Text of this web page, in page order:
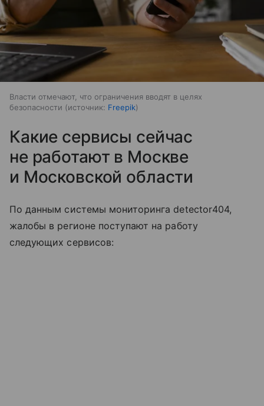
Власти отмечают, что ограничения вводят в целях
безопасности
источник: Freepik
Какие сервисы сейчас
не работают в Москве
и Московской области
По данным системы мониторинга detector404,
жалобы в регионе поступают на работу
следующих сервисов: